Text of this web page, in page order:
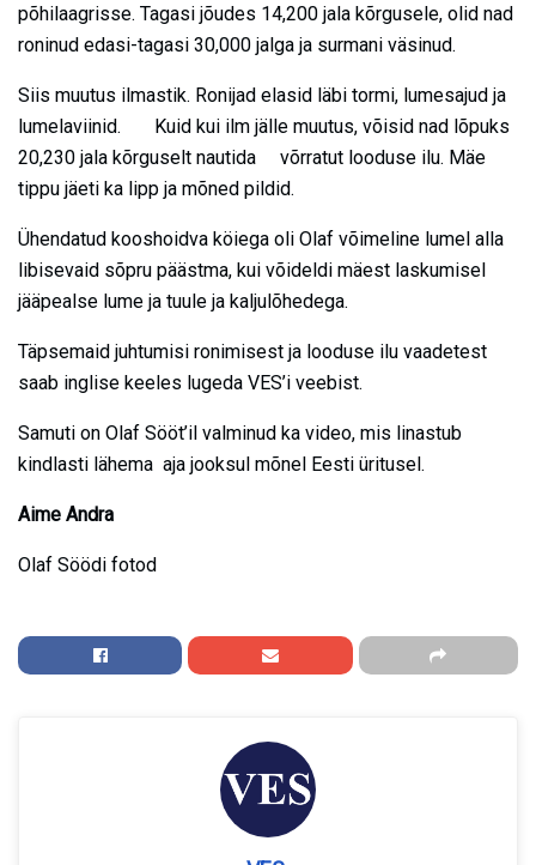
põhilaagrisse. Tagasi jõudes 14,200 jala kõrgusele, olid nad
roninud edasi-tagasi 30,000 jalga ja surmani väsinud.
Siis muutus ilmastik. Ronijad elasid läbi tormi, lumesajud ja
lumelaviinid. Kuid kui ilm jälle muutus, võisid nad lõpuks
20,230 jala kõrguselt nautida võrratut looduse ilu. Mäe
tippu jäeti ka lipp ja mõned pildid.
Ühendatud kooshoidva köiega oli Olaf võimeline lumel alla
libisevaid sõpru päästma, kui võideldi mäest laskumisel
jääpealse lume ja tuule ja kaljulõhedega.
Täpsemaid juhtumisi ronimisest ja looduse ilu vaadetest
saab inglise keeles lugeda VES’i veebist.
Samuti on Olaf Sööt’il valminud ka video, mis linastub
kindlasti lähema aja jooksul mõnel Eesti üritusel.
Aime Andra
Olaf Söödi fotod